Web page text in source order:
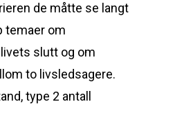
de måtte se langt
temaer om
slutt og om
to livsledsagere.
type 2 antall